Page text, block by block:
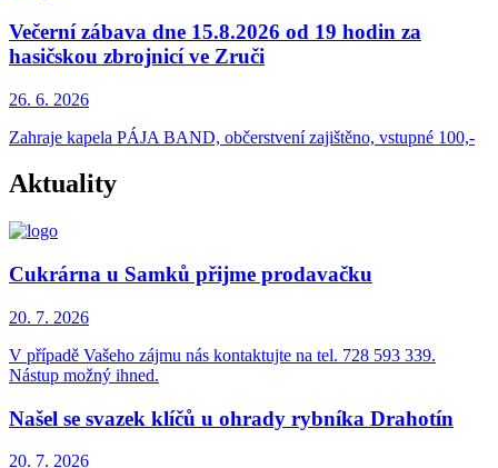
Večerní zábava dne 15.8.2026 od 19 hodin za
hasičskou zbrojnicí ve Zruči
26. 6. 2026
Zahraje kapela PÁJA BAND, občerstvení zajištěno, vstupné 100,-
Aktuality
Cukrárna u Samků přijme prodavačku
20. 7. 2026
V případě Vašeho zájmu nás kontaktujte na tel. 728 593 339.
Nástup možný ihned.
Našel se svazek klíčů u ohrady rybníka Drahotín
20. 7. 2026